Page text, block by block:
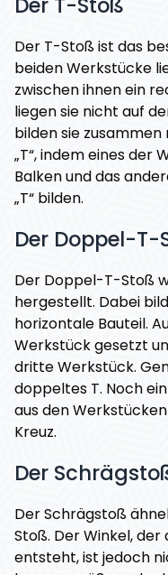
Der T-Stoß ist das
beiden Werkstücke
zwischen ihnen ein
liegen sie nicht auf
bilden sie
„T“, indem eines der
Balken und das
„T“ bilden.
Der Doppel-T-
Der Doppel-T-Stoß
hergestellt. Dabei
horizontale Bauteil.
Werkstück gesetzt
dritte Werkstück.
doppeltes T. Noch
aus den
Kreuz.
Der
Der Schrägstoß
Stoß. Der Winkel,
entsteht, ist jedoch